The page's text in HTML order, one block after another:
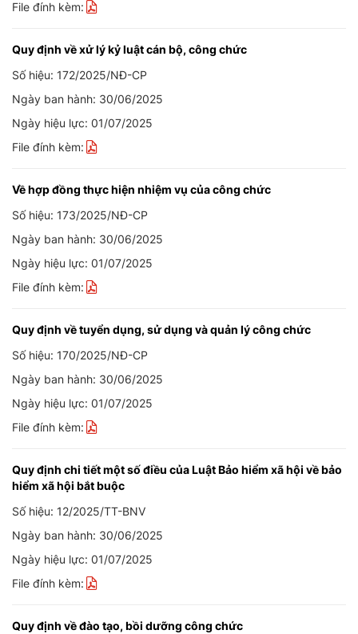
File đính kèm:
Quy định về xử lý kỷ luật cán bộ, công chức
Số hiệu: 172/2025/NĐ-CP
Ngày ban hành: 30/06/2025
Ngày hiệu lực: 01/07/2025
File đính kèm:
Về hợp đồng thực hiện nhiệm vụ của công chức
Số hiệu: 173/2025/NĐ-CP
Ngày ban hành: 30/06/2025
Ngày hiệu lực: 01/07/2025
File đính kèm:
Quy định về tuyển dụng, sử dụng và quản lý công chức
Số hiệu: 170/2025/NĐ-CP
Ngày ban hành: 30/06/2025
Ngày hiệu lực: 01/07/2025
File đính kèm:
Quy định chi tiết một số điều của Luật Bảo hiểm xã hội về bảo
hiểm xã hội bắt buộc
Số hiệu: 12/2025/TT-BNV
Ngày ban hành: 30/06/2025
Ngày hiệu lực: 01/07/2025
File đính kèm:
Quy định về đào tạo, bồi dưỡng công chức